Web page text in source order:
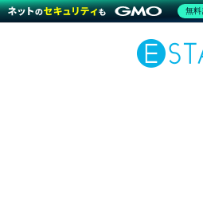
無